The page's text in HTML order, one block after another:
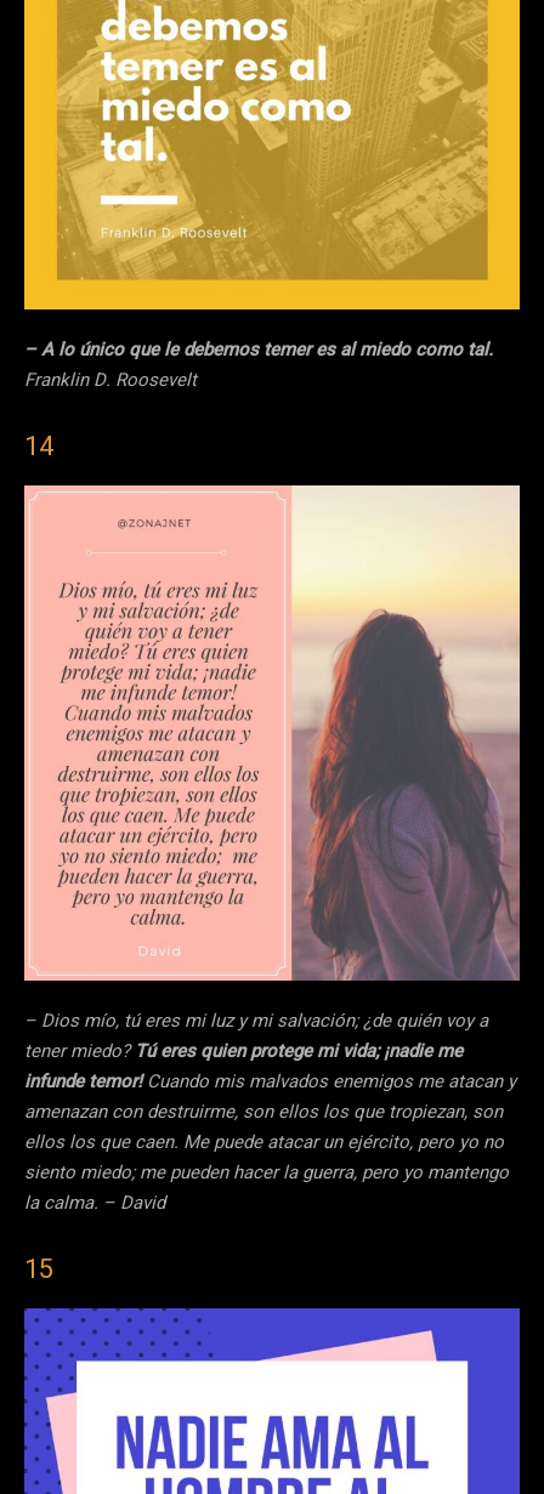
– A lo único que le debemos temer es al miedo como tal.
Franklin D. Roosevelt
14
– Dios mío, tú eres mi luz y mi salvación; ¿de quién voy a
tener miedo?Tú eres quien protege mi vida; ¡nadie me
infunde temor!Cuando mis malvados enemigos me atacan y
amenazan con destruirme, son ellos los que tropiezan, son
ellos los que caen. Me puede atacar un ejército, pero yo no
siento miedo; me pueden hacer la guerra, pero yo mantengo
la calma. – David
15